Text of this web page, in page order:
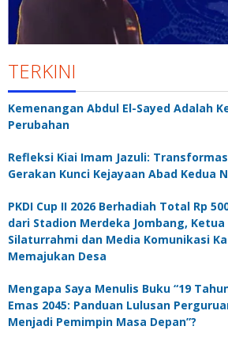
TERKINI
Kemenangan Abdul El-Sayed Adalah
Perubahan
Refleksi Kiai Imam Jazuli:
Gerakan Kunci Kejayaan Abad Kedua
PKDI Cup II 2026 Berhadiah Total Rp
dari Stadion Merdeka Jombang, Ketua
Silaturrahmi dan Media Komunikasi
Memajukan Desa
Mengapa Saya Menulis Buku “19
Emas 2045: Panduan Lulusan
Menjadi Pemimpin Masa Depan”?